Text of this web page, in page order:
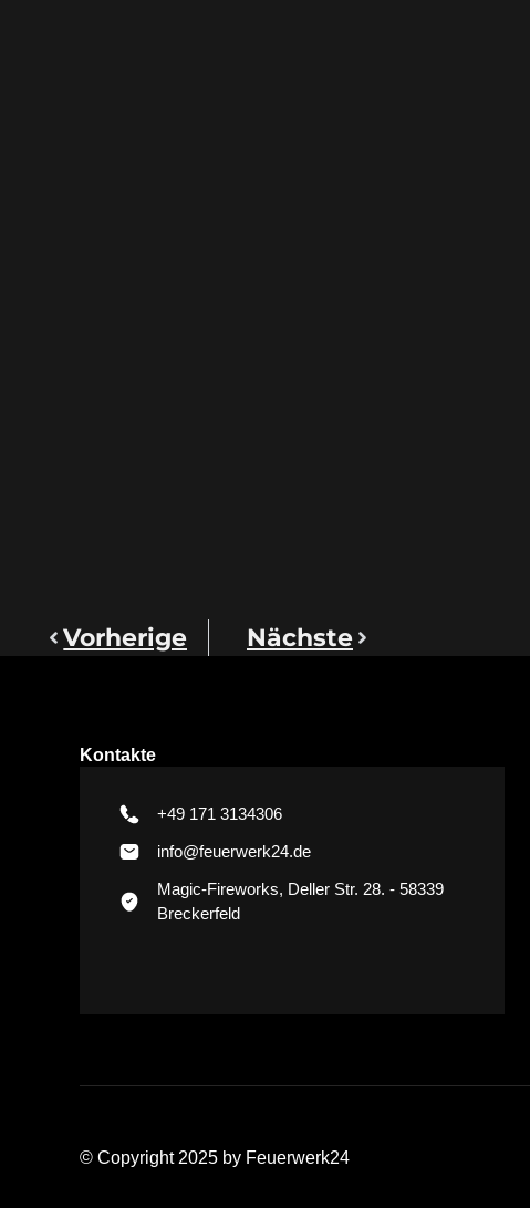
Vorherige Nächste
Kontakte
+49 171 3134306
info@feuerwerk24.de
Magic-Fireworks, Deller Str. 28. - 58339
Breckerfeld
© Copyright 2025 by Feuerwerk24